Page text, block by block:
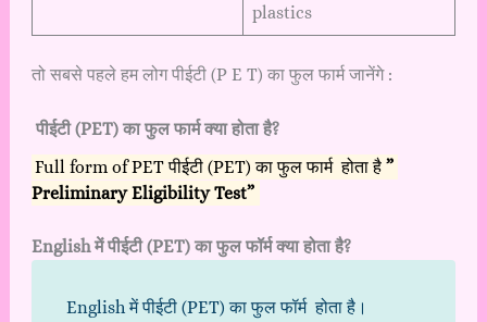
plastics
तो सबसे पहले हम लोग पीईटी (P E T) का फुल फार्म जानेंगे :
पीईटी (PET) का फुल फार्म क्या होता है?
Full form of PET पीईटी (PET) का फुल फार्म होता है”
Preliminary Eligibility Test”
English में पीईटी (PET) का फुल फॉर्म क्या होता है?
English में पीईटी (PET) का फुल फॉर्म होता है।